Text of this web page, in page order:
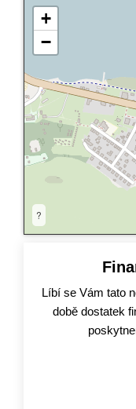
+
−
?
Líbí se Vám tato
době dostatek